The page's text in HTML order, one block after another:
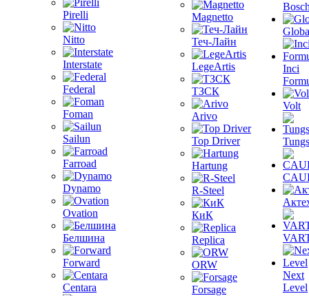
Pirelli
Nitto
Interstate
Federal
Foman
Sailun
Farroad
Dynamo
Ovation
Белшина
Forward
Centara
Magnetto
Теч-Лайн
LegeArtis
ТЗСК
Arivo
Top Driver
Hartung
R-Steel
КиК
Replica
ORW
Forsage
Inci
Volt
Next
Level